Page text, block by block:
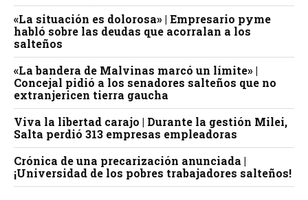
«La situación es dolorosa» | Empresario pyme
habló sobre las deudas que acorralan a los
salteños
«La bandera de Malvinas marcó un límite» |
Concejal pidió a los senadores salteños que no
extranjericen tierra gaucha
Viva la libertad carajo | Durante la gestión Milei,
Salta perdió 313 empresas empleadoras
Crónica de una precarización anunciada |
¡Universidad de los pobres trabajadores salteños!